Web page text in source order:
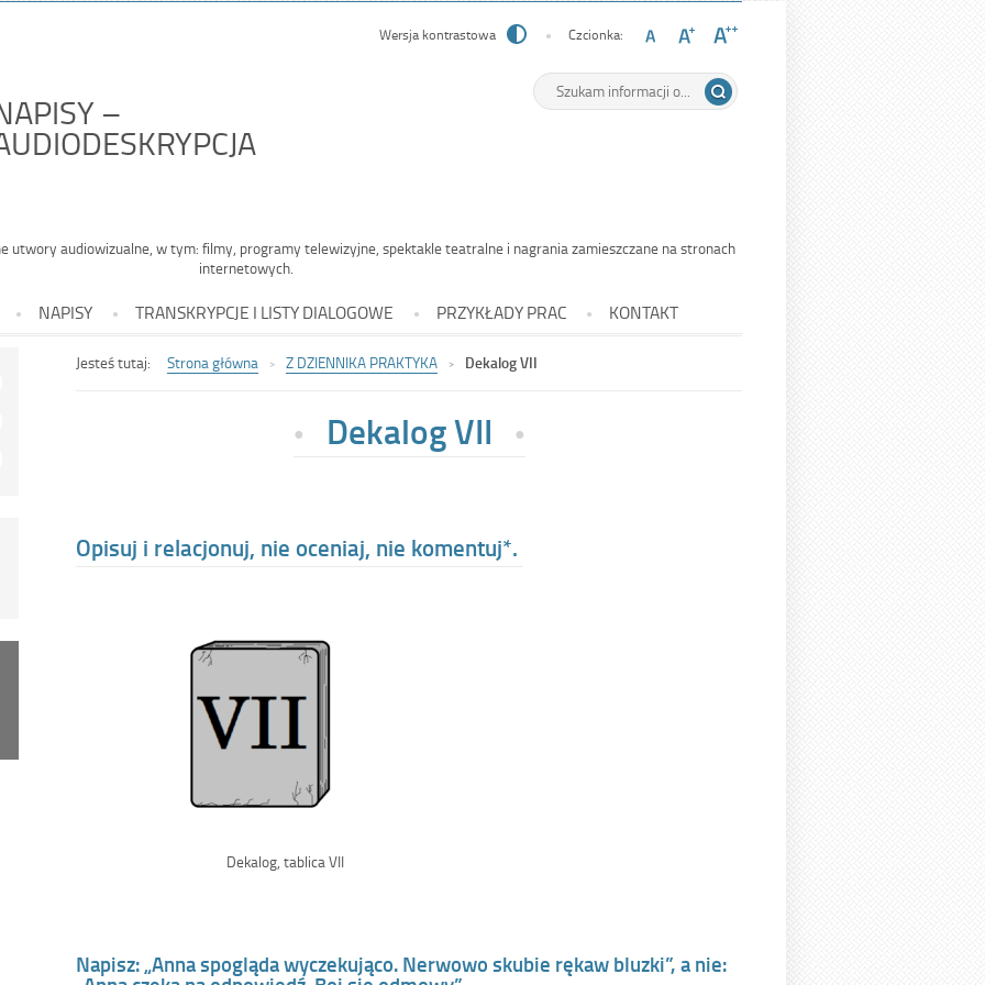
–
-
utwory audiowizualne, w tym: filmy, programy telewizyjne, spektakle teatralne i nagrania zamieszczane na stronach
internetowych.
Wersja kontrastowa Czcionka:
Wyszukiwarka
Tutaj
wpisz
NAPISY TRANSKRYPCJE I LISTY DIALOGOWE PRZYKŁADY PRAC KONTAKT
Jesteś tutaj: Strona główna Z DZIENNIKA PRAKTYKA Dekalog VII
Dekalog VII
Opisuj i relacjonuj, nie oceniaj, nie komentuj*.
Dekalog, tablica VII
Napisz: „Anna spogląda wyczekująco. Nerwowo skubie rękaw bluzki”, a nie: